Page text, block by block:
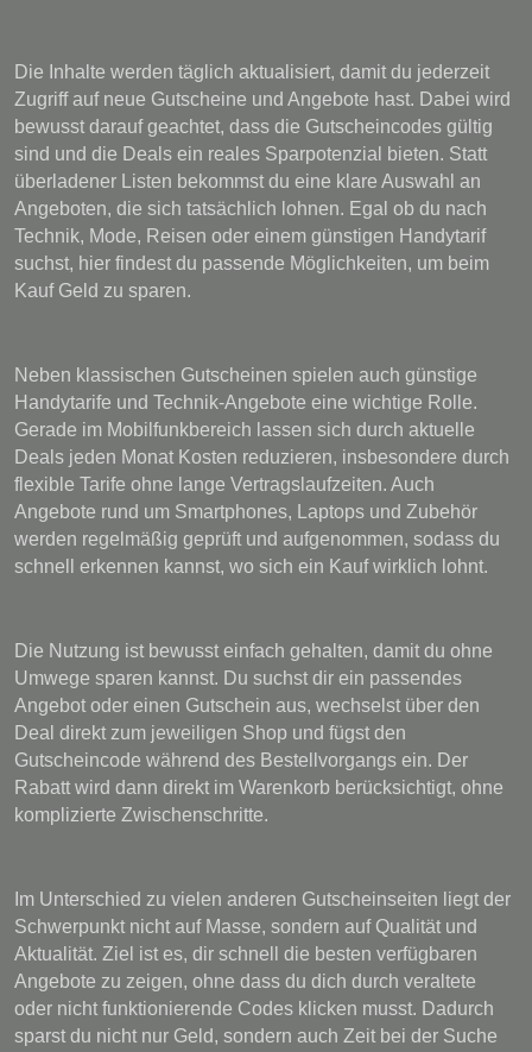
Die Inhalte werden täglich aktualisiert, damit du jederzeit
Zugriff auf neue Gutscheine und Angebote hast. Dabei wird
bewusst darauf geachtet, dass die Gutscheincodes gültig
sind und die Deals ein reales Sparpotenzial bieten. Statt
überladener Listen bekommst du eine klare Auswahl an
Angeboten, die sich tatsächlich lohnen. Egal ob du nach
Technik, Mode, Reisen oder einem günstigen Handytarif
suchst, hier findest du passende Möglichkeiten, um beim
Kauf Geld zu sparen.
Neben klassischen Gutscheinen spielen auch günstige
Handytarife und Technik-Angebote eine wichtige Rolle.
Gerade im Mobilfunkbereich lassen sich durch aktuelle
Deals jeden Monat Kosten reduzieren, insbesondere durch
flexible Tarife ohne lange Vertragslaufzeiten. Auch
Angebote rund um Smartphones, Laptops und Zubehör
werden regelmäßig geprüft und aufgenommen, sodass du
schnell erkennen kannst, wo sich ein Kauf wirklich lohnt.
Die Nutzung ist bewusst einfach gehalten, damit du ohne
Umwege sparen kannst. Du suchst dir ein passendes
Angebot oder einen Gutschein aus, wechselst über den
Deal direkt zum jeweiligen Shop und fügst den
Gutscheincode während des Bestellvorgangs ein. Der
Rabatt wird dann direkt im Warenkorb berücksichtigt, ohne
komplizierte Zwischenschritte.
Im Unterschied zu vielen anderen Gutscheinseiten liegt der
Schwerpunkt nicht auf Masse, sondern auf Qualität und
Aktualität. Ziel ist es, dir schnell die besten verfügbaren
Angebote zu zeigen, ohne dass du dich durch veraltete
oder nicht funktionierende Codes klicken musst. Dadurch
sparst du nicht nur Geld, sondern auch Zeit bei der Suche